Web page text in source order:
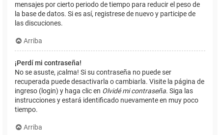
mensajes por cierto periodo de tiempo para reducir el peso de
la base de datos. Si es así, registrese de nuevo y participe de
las discuciones.
Arriba
¡Perdí mi contraseña!
No se asuste, ¡calma! Si su contraseña no puede ser
recuperada puede desactivarla o cambiarla. Visite la página de
ingreso (login) y haga clic en Olvidé mi contraseña. Siga las
instrucciones y estará identificado nuevamente en muy poco
tiempo.
Arriba